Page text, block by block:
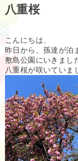
八重桜
こんにちは、
昨日から、孫達が泊
敷島公園にいきまし
八重桜が咲いていま